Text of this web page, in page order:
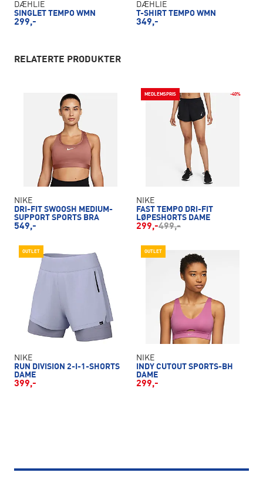
DÆHLIE
SINGLET TEMPO WMN
299,-
DÆHLIE
T-SHIRT TEMPO WMN
349,-
RELATERTE PRODUKTER
NIKE
DRI-FIT SWOOSH MEDIUM-
SUPPORT SPORTS BRA
549,-
MEDLEMSPRIS -40%
NIKE
FAST TEMPO DRI-FIT
LØPESHORTS DAME
299,-499,-
OUTLET
NIKE
RUN DIVISION 2-I-1-SHORTS
DAME
399,-
OUTLET
NIKE
INDY CUTOUT SPORTS-BH
DAME
299,-